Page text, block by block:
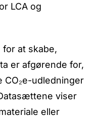
LCA og
for at skabe,
er afgørende for,
CO₂e-udledninger
viser
eller